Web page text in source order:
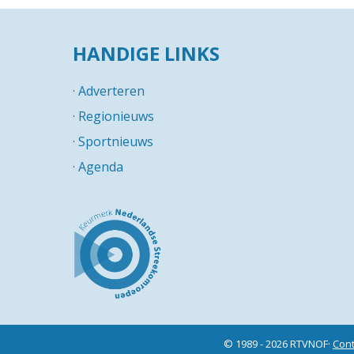
HANDIGE LINKS
· Adverteren
· Regionieuws
· Sportnieuws
· Agenda
© 1989 - 2026 RTVNOF·